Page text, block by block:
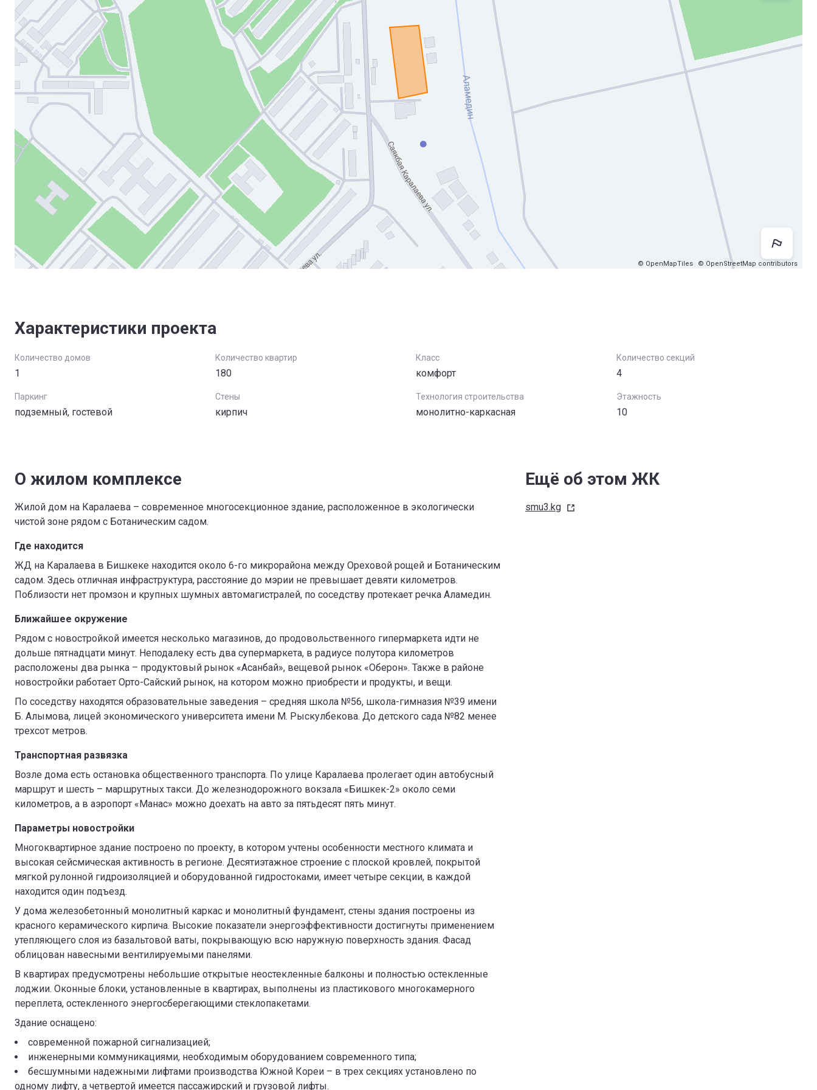
© OpenMapTiles © OpenStreetMap contributors
Характеристики проекта
Количество домов
1
Количество квартир
180
Класс
комфорт
Количество секций
4
Паркинг
подземный, гостевой
Стены
кирпич
Технология строительства
монолитно-каркасная
Этажность
10
О жилом комплексе
Жилой дом на Каралаева – современное многосекционное здание, расположенное в экологически
чистой зоне рядом с Ботаническим садом.
Где находится
ЖД на Каралаева в Бишкеке находится около 6-го микрорайона между Ореховой рощей и Ботаническим
садом. Здесь отличная инфраструктура, расстояние до мэрии не превышает девяти километров.
Поблизости нет промзон и крупных шумных автомагистралей, по соседству протекает речка Аламедин.
Ближайшее окружение
Рядом с новостройкой имеется несколько магазинов, до продовольственного гипермаркета идти не
дольше пятнадцати минут. Неподалеку есть два супермаркета, в радиусе полутора километров
расположены два рынка – продуктовый рынок «Асанбай», вещевой рынок «Оберон». Также в районе
новостройки работает Орто-Сайский рынок, на котором можно приобрести и продукты, и вещи.
По соседству находятся образовательные заведения – средняя школа №56, школа-гимназия №39 имени
Б. Алымова, лицей экономического университета имени М. Рыскулбекова. До детского сада №82 менее
трехсот метров.
Транспортная развязка
Возле дома есть остановка общественного транспорта. По улице Каралаева пролегает один автобусный
маршрут и шесть – маршрутных такси. До железнодорожного вокзала «Бишкек-2» около семи
километров, а в аэропорт «Манас» можно доехать на авто за пятьдесят пять минут.
Параметры новостройки
Многоквартирное здание построено по проекту, в котором учтены особенности местного климата и
высокая сейсмическая активность в регионе. Десятиэтажное строение с плоской кровлей, покрытой
мягкой рулонной гидроизоляцией и оборудованной гидростоками, имеет четыре секции, в каждой
находится один подъезд.
У дома железобетонный монолитный каркас и монолитный фундамент, стены здания построены из
красного керамического кирпича. Высокие показатели энергоэффективности достигнуты применением
утепляющего слоя из базальтовой ваты, покрывающую всю наружную поверхность здания. Фасад
облицован навесными вентилируемыми панелями.
В квартирах предусмотрены небольшие открытые неостекленные балконы и полностью остекленные
лоджии. Оконные блоки, установленные в квартирах, выполнены из пластикового многокамерного
переплета, остекленного энергосберегающими стеклопакетами.
Здание оснащено:
современной пожарной сигнализацией;
инженерными коммуникациями, необходимым оборудованием современного типа;
бесшумными надежными лифтами производства Южной Кореи – в трех секциях установлено по
одному лифту, а четвертой имеется пассажирский и грузовой лифты.
Ещё об этом ЖК
smu3.kg